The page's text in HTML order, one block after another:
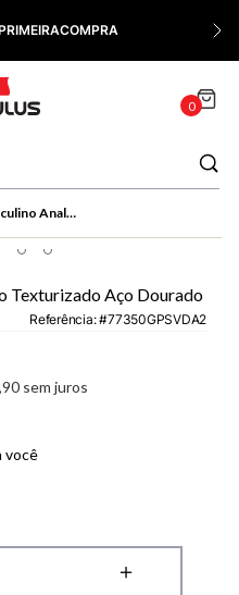
Ganhe 5% OFF
0
Relógio Masculino Analógico Texturizado Aço Dourado
Texturizado Aço Dourado
Referência: 77350GPSVDA2
,90 sem juros
você
＋